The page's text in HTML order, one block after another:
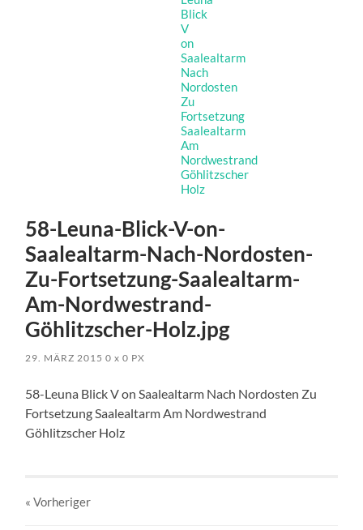
58-Leuna-Blick-V-on-
Saalealtarm-Nach-Nordosten-
Zu-Fortsetzung-Saalealtarm-
Am-Nordwestrand-
Göhlitzscher-Holz.jpg
29. MÄRZ 2015 0x 0 PX
58-Leuna Blick V on Saalealtarm Nach Nordosten Zu
Fortsetzung Saalealtarm Am Nordwestrand
Göhlitzscher Holz
« Vorheriger